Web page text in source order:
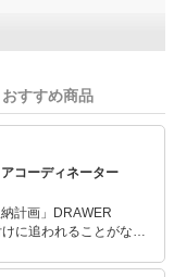
おすすめ商品
コーディネーター
納計画」DRAWER
による「必ず片付く数